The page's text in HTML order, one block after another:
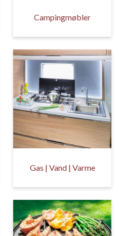
Campingmøbler
Gas | Vand | Varme